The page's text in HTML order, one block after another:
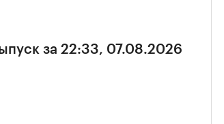
за 22:33, 07.08.2026